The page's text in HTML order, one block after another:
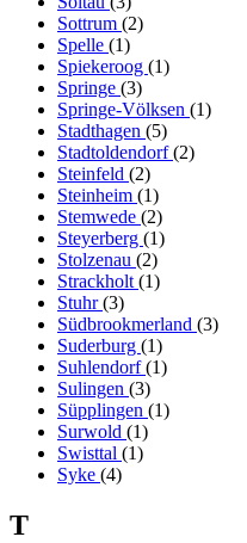
Sottrum (2)
Spelle (1)
Spiekeroog (1)
Springe (3)
Springe-Völksen (1)
Stadthagen (5)
Stadtoldendorf(2)
Steinfeld (2)
Steinheim (1)
Stemwede (2)
Steyerberg (1)
Stolzenau (2)
Strackholt (1)
Stuhr(3)
Südbrookmerland (3)
Suderburg (1)
Suhlendorf(1)
Sulingen (3)
Süpplingen (1)
Surwold (1)
Swisttal (1)
Syke (4)
T